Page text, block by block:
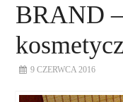
BRAND
9 CZERWCA 2016